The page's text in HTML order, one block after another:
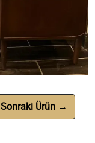
Sonraki Ürün →